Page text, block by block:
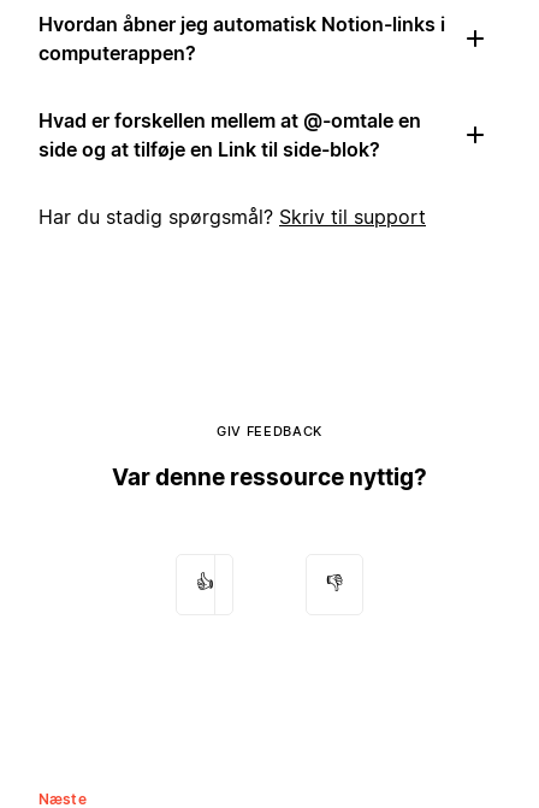
Hvordan åbner jeg automatisk Notion-links i
computerappen?
Hvad er forskellen mellem at @-omtale en
side og at tilføje en Link til side-blok?
Har du stadig spørgsmål? Skriv til support
GIV FEEDBACK
Var denne ressource nyttig?
👍 👎
Næste